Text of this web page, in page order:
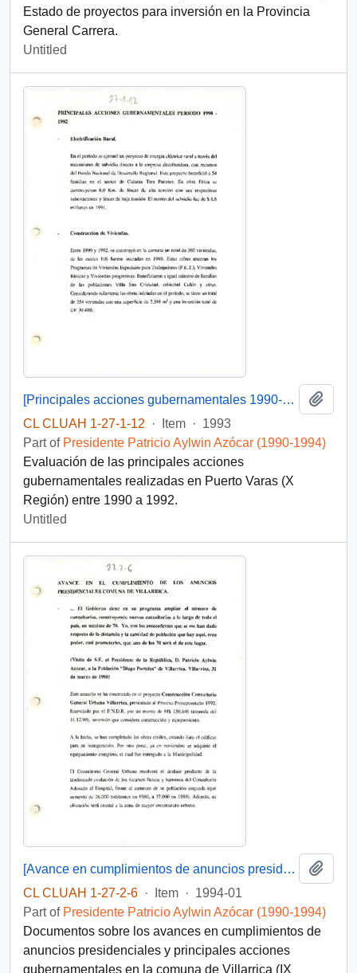
Estado de proyectos para inversión en la Provincia
General Carrera.
Untitled
[Principales acciones gubernamentales 1990-1992 de la comuna de Puerto Varas]
CL CLUAH 1-27-1-12
· Item · 1993
Part of Presidente Patricio Aylwin Azócar (1990-1994)
Evaluación de las principales acciones
gubernamentales realizadas en Puerto Varas (X
Región) entre 1990 a 1992.
Untitled
[Avance en cumplimientos de anuncios presidenciales y principales acciones gubernamentales en la comuna de Villarrica (IX Región]
CL CLUAH 1-27-2-6 · Item · 1994-01
Part of Presidente Patricio Aylwin Azócar (1990-1994)
Documentos sobre los avances en cumplimientos de
anuncios presidenciales y principales acciones
gubernamentales en la comuna de Villarrica (IX